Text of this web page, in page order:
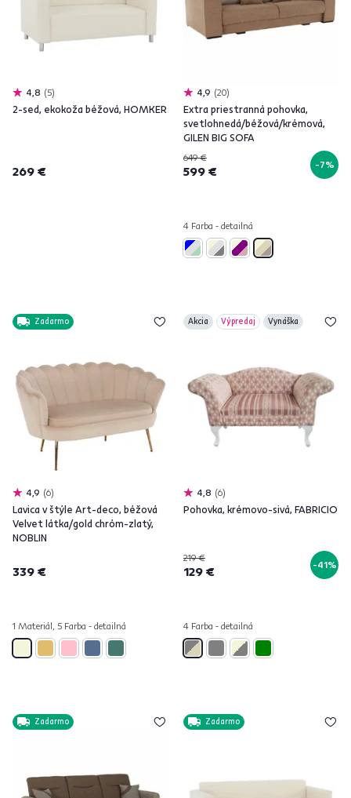
4,8 5
2-sed, ekokoža béžová, HOMKER
269 €
4,9 20
Extra priestranná pohovka,
svetlohnedá/béžová/krémová,
GILEN BIG SOFA
649 €
599 € -7%
4 Farba - detailná
Zadarmo
4,9 6
Lavica v štýle Art-deco, béžová
Velvet látka/gold chróm-zlatý,
NOBLIN
339 €
1 Materiál, 5 Farba - detailná
Akcia Výpredaj Vynáška
4,8 6
Pohovka, krémovo-sivá, FABRICIO
219 €
129 € -41%
4 Farba - detailná
Zadarmo Zadarmo